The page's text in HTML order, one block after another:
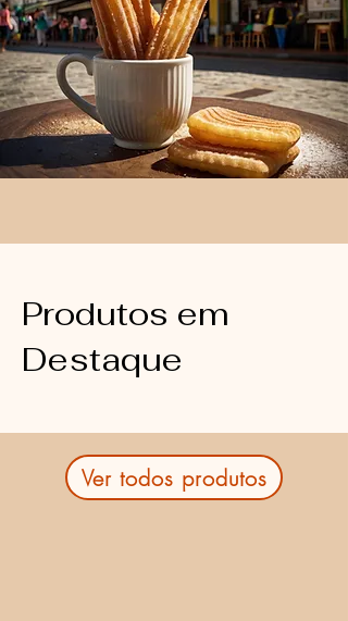
Produtos em
Destaque
Ver todos produtos